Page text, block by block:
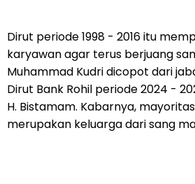
Dirut periode 1998 - 2016 itu
karyawan agar terus berjuang
Muhammad Kudri dicopot dari
Dirut Bank Rohil periode 2024 -
H. Bistamam. Kabarnya,
merupakan keluarga dari sang